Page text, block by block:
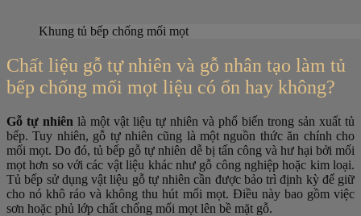
Khung tủ bếp chống mối mọt
Chất liệu gỗ tự nhiên và gỗ nhân tạo làm tủ
bếp chống mối mọt liệu có ổn hay không?
Gỗ tự nhiên là một vật liệu tự nhiên và phổ biến trong sản xuất tủ
bếp. Tuy nhiên, gỗ tự nhiên cũng là một nguồn thức ăn chính cho
mối mọt. Do đó, tủ bếp gỗ tự nhiên dễ bị tấn công và hư hại bởi mối
mọt hơn so với các vật liệu khác như gỗ công nghiệp hoặc kim loại.
Tủ bếp sử dụng vật liệu gỗ tự nhiên cần được bảo trì định kỳ để giữ
cho nó khô ráo và không thu hút mối mọt. Điều này bao gồm việc
sơn hoặc phủ lớp chất chống mối mọt lên bề mặt gỗ.